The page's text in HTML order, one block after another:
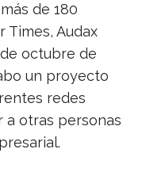
de 180
Times, Audax
octubre de
un proyecto
redes
a otras personas